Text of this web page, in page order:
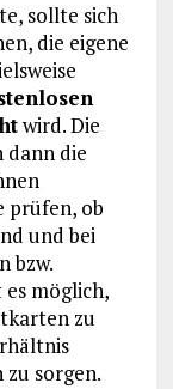
sollte sich
die eigene
wird. Die
dann die
prüfen, ob
und bei
bzw.
möglich,
zu
zu sorgen.